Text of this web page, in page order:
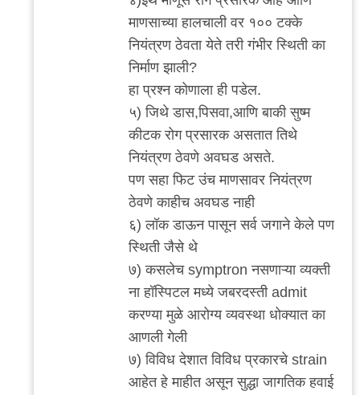
by
राजेश
घासकडवी
माणसाच्या हालचाली वर १०० टक्के
नियंत्रण ठेवता येते तरी गंभीर स्थिती का
निर्माण झाली?
हा प्रश्न कोणाला ही पडेल.
५) जिथे डास,पिसवा,आणि बाकी सुष्म
कीटक रोग प्रसारक असतात तिथे
नियंत्रण ठेवणे अवघड असते.
पण सहा फिट उंच माणसावर नियंत्रण
ठेवणे काहीच अवघड नाही
६) लॉक डाऊन पासून सर्व जगाने केले पण
स्थिती जैसे थे
७) कसलेच symptron नसणाऱ्या व्यक्ती
ना हॉस्पिटल मध्ये जबरदस्ती admit
करण्या मुळे आरोग्य व्यवस्था धोक्यात का
आणली गेली
७) विविध देशात विविध प्रकारचे strain
आहेत हे माहीत असून सुद्धा जागतिक हवाई